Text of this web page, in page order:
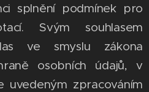
splnění podmínek pro
Svým souhlasem
ve smyslu zákona
osobních údajů, v
uvedeným zpracováním